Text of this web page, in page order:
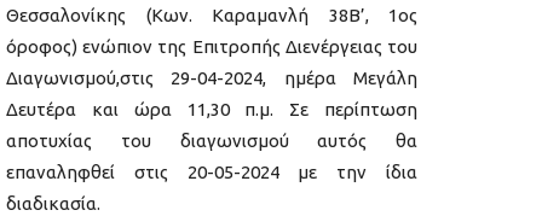
Θεσσαλονίκης (Κων. Καραμανλή 38Β’, 1ος
όροφος) ενώπιον της Επιτροπής Διενέργειας του
Διαγωνισμού,στις 29-04-2024, ημέρα Μεγάλη
Δευτέρα και ώρα 11,30 π.μ. Σε περίπτωση
αποτυχίας του διαγωνισμού αυτός θα
επαναληφθεί στις 20-05-2024 με την ίδια
διαδικασία.